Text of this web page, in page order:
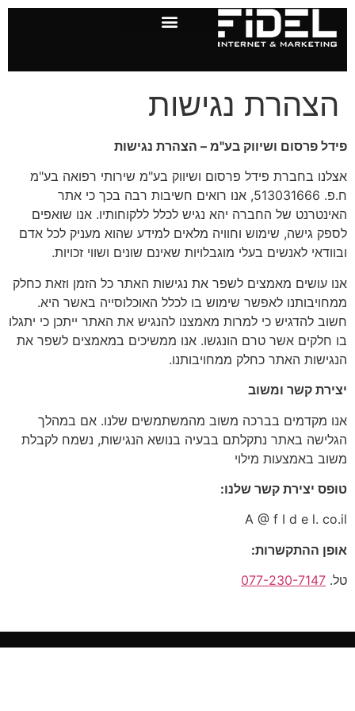
לתוכן
הצהרת נגישות
פידל פרסום ושיווק בע"מ – הצהרת נגישות
אצלנו בחברת פידל פרסום ושיווק בע"מ שירותי רפואה בע"מ
ח.פ. 513031666, אנו רואים חשיבות רבה בכך כי אתר
האינטרנט של החברה יהא נגיש לכלל ללקוחותיו. אנו שואפים
לספק גישה, שימוש וחוויה מלאים למידע שהוא מעניק לכל אדם
ובוודאי לאנשים בעלי מוגבלויות שאינם שונים ושווי זכויות.
אנו עושים מאמצים לשפר את נגישות האתר כל הזמן וזאת כחלק
ממחויבותנו לאפשר שימוש בו לכלל האוכלוסייה באשר היא.
חשוב להדגיש כי למרות מאמצנו להנגיש את האתר ייתכן כי יתגלו
בו חלקים אשר טרם הונגשו. אנו ממשיכים במאמצים לשפר את
הנגישות האתר כחלק ממחויבותנו.
יצירת קשר ומשוב
אנו מקדמים בברכה משוב מהמשתמשים שלנו. אם במהלך
הגלישה באתר נתקלתם בבעיה בנושא הנגישות, נשמח לקבלת
משוב באמצעות מילוי
טופס יצירת קשר שלנו:
A @ f I d e l. co.il
אופן ההתקשרות:
טל. 077-230-7147